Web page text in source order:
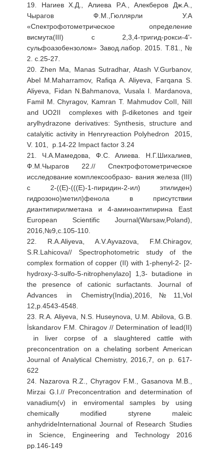
19. Нагиев Х.Д., Алиева Р.А., Алекберов Дж.А.,
Чырагов Ф.М.,Гюллярли У.А
«Спектрофотометрическое определение
висмута(III) с 2,3,4-тригид-рокси-4'-
сульфоазобензолом» Завод.лабор. 2015. Т.81., №
2. с.25-27.
20. Zhen Ma, Manas Sutradhar, Atash V.Gurbanov,
Abel M.Maharramov, Rafiqa A. Aliyeva, Farqana S.
Aliyeva, Fidan N.Bahmanova, Vusala I. Mardanova,
Famil M. Chyragov, Kamran T. Mahmudov CoII, NiII
and UO2II complexes with β-diketones and tgeir
arylhydrazone derivatives: Synthesis, structure and
catalyitic activity in Henryreaction Polyhedron 2015,
V. 101, p.14-22 Impact factor 3.24
21. Ч.А.Мамедова, Ф.С. Алиева. Н.Г.Шихалиев,
Ф.М.Чырагов 22.// Спектрофотометрическое
исследование комплексообразо- вания железа (III)
с 2-((E)-(((E)-1-пиридин-2-ил) этилиден)
гидрозоно)метил)фенола в присутствии
диантипирилметана и 4-аминоантипирина East
European Scientific Journal(Warsaw,Poland),
2016,№9,c.105-110.
22. R.A.Aliyeva, A.V.Ayvazova, F.M.Chiragov,
S.R.Lahicova// Spectrophotometric study of the
complex formation of copper (II) with 1-phenyl-2- [2-
hydroxy-3-sulfo-5-nitrophenylazo] 1,3- butadione in
the presence of cationic surfactants. Journal of
Advances in Chemistry(India),2016,№11,Vol
12,p.4543-4548.
23. R.A. Aliyeva, N.S. Huseynova, U.M. Abilova, G.B.
İskandarov F.M. Chiragov // Determination of lead(II)
in liver corpse of a slaughtered cattle with
preconcentration on a chelating sorbent American
Journal of Analytical Chemistry, 2016,7, on p. 617-
622
24. Nazarova R.Z., Chyragov F.M., Gasanova M.B.,
Mirzai G.I.// Preconcentration and determination of
vanadium(v) in enviromental samples by using
chemically modified styrene maleic
anhydrideInternational Journal of Research Studies
in Science, Engineering and Technology 2016
pp.146-149